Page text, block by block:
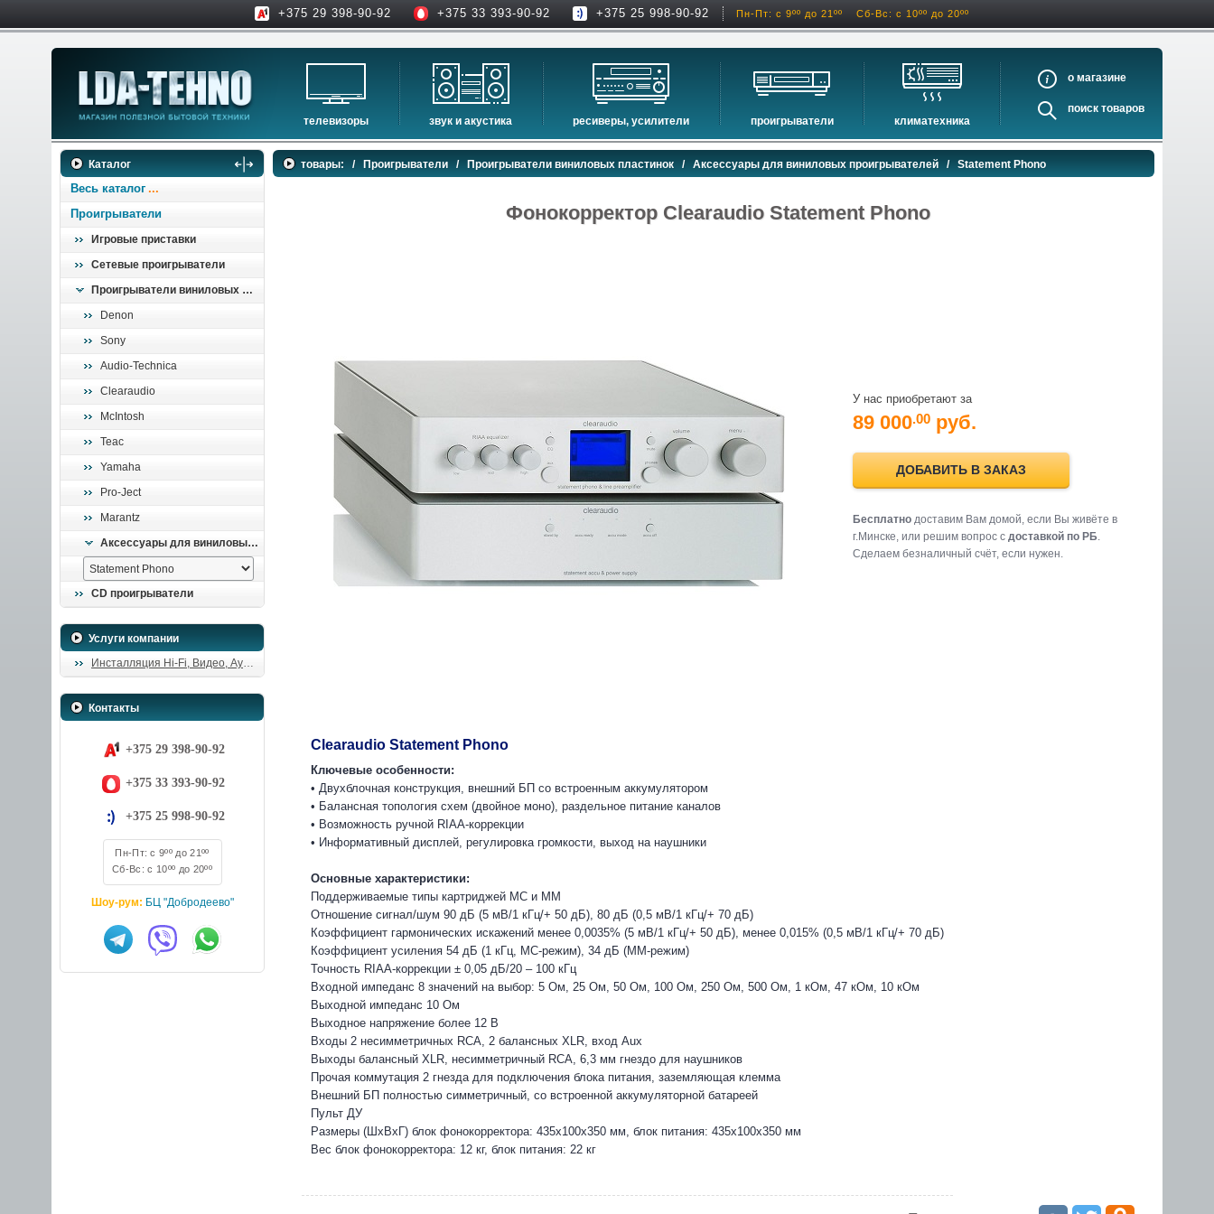
+375 29 398-90-92 +375 33 393-90-92 +375 25 998-90-92 Пн-Пт: с 9ºº до 21ºº Сб-Вс: с 10ºº до 20ºº
телевизоры
телевизоры
аксессуары для тв
звук и акустика
hi-fi акустика
музыкальные центры
ресиверы, усилители
проекторы
экраны для проекторов
интерактивные доски
av-ресиверы
проигрыватели
сетевые проигрыватели
проигрыватели виниловых дисков
blu-ray проигрыватели
климатехника
кондиционеры
очистители и увлажнители воздуха
о
поиск
Каталог
Весь каталог
Проигрыватели
Игровые приставки
Сетевые проигрыватели
Проигрыватели виниловых пластинок
Denon
Sony
Audio-Technica
Clearaudio
McIntosh
Teac
Yamaha
Pro-Ject
Marantz
Аксессуары для виниловых проигрывателей
CD проигрыватели
Услуги компании
Инсталляция Hi-Fi, Видео, Аудио
Контакты
+375 29 398-90-92
+375 33 393-90-92
+375 25 998-90-92
Пн-Пт: с 9ºº до 21ºº
Сб-Вс: с 10ºº до 20ºº
Шоу-рум: БЦ "Добродеево"
товары: / Проигрыватели / Проигрыватели виниловых пластинок / Аксессуары для виниловых проигрывателей / Statement Phono
Фонокорректор Clearaudio Statement Phono
У нас приобретают за
89 000.00 руб.
ДОБАВИТЬ В ЗАКАЗ
Бесплатнодоставим Вам домой, если Вы живёте в
г.Минске, или решим вопрос с доставкой по РБ.
Cделаем безналичный счёт, если нужен.
Clearaudio Statement Phono
Ключевые особенности:
• Двухблочная конструкция, внешний БП со встроенным аккумулятором
• Балансная топология схем (двойное моно), раздельное питание каналов
• Возможность ручной RIAA-коррекции
• Информативный дисплей, регулировка громкости, выход на наушники
Основные характеристики:
Поддерживаемые типы картриджей MC и MM
Отношение сигнал/шум 90 дБ (5 мВ/1 кГц/+ 50 дБ), 80 дБ (0,5 мВ/1 кГц/+ 70 дБ)
Коэффициент гармонических искажений менее 0,0035% (5 мВ/1 кГц/+ 50 дБ), менее 0,015% (0,5 мВ/1 кГц/+ 70 дБ)
Коэффициент усиления 54 дБ (1 кГц, MC-режим), 34 дБ (MM-режим)
Точность RIAA-коррекции ± 0,05 дБ/20 – 100 кГц
Входной импеданс 8 значений на выбор: 5 Ом, 25 Ом, 50 Ом, 100 Ом, 250 Ом, 500 Ом, 1 кОм, 47 кОм, 10 кОм
Выходной импеданс 10 Ом
Выходное напряжение более 12 В
Входы 2 несимметричных RCA, 2 балансных XLR, вход Aux
Выходы балансный XLR, несимметричный RCA, 6,3 мм гнездо для наушников
Прочая коммутация 2 гнезда для подключения блока питания, заземляющая клемма
Внешний БП полностью симметричный, со встроенной аккумуляторной батареей
Пульт ДУ
Размеры (ШхВхГ) блок фонокорректора: 435х100х350 мм, блок питания: 435х100х350 мм
Вес блок фонокорректора: 12 кг, блок питания: 22 кг